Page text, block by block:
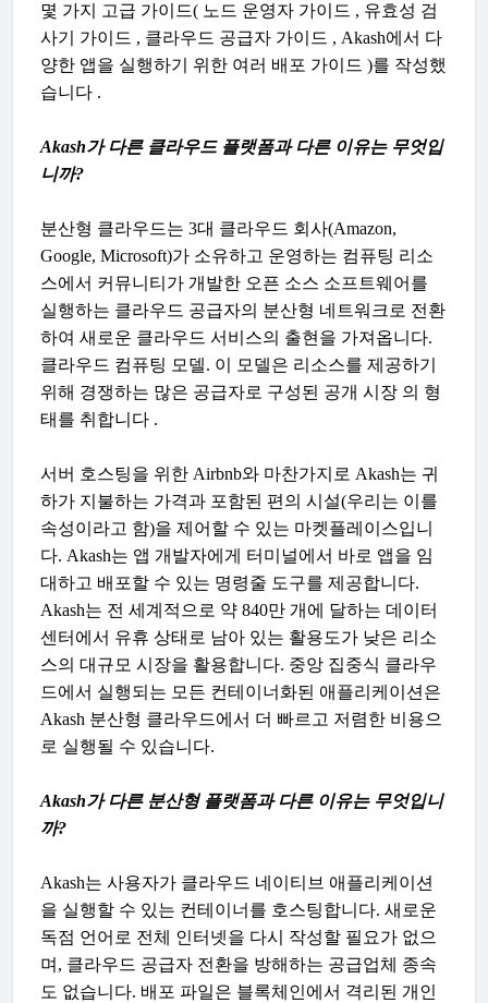
몇 가지 고급 가이드( 노드 운영자 가이드 , 유효성 검
사기 가이드 , 클라우드 공급자 가이드 , Akash에서 다
양한 앱을 실행하기 위한 여러 배포 가이드 )를 작성했
습니다 .
Akash가 다른 클라우드 플랫폼과 다른 이유는 무엇입
니까?
분산형 클라우드는 3대 클라우드 회사(Amazon,
Google, Microsoft)가 소유하고 운영하는 컴퓨팅 리소
스에서 커뮤니티가 개발한 오픈 소스 소프트웨어를
실행하는 클라우드 공급자의 분산형 네트워크로 전환
하여 새로운 클라우드 서비스의 출현을 가져옵니다.
클라우드 컴퓨팅 모델. 이 모델은 리소스를 제공하기
위해 경쟁하는 많은 공급자로 구성된 공개 시장 의 형
태를 취합니다 .
서버 호스팅을 위한 Airbnb와 마찬가지로 Akash는 귀
하가 지불하는 가격과 포함된 편의 시설(우리는 이를
속성이라고 함)을 제어할 수 있는 마켓플레이스입니
다. Akash는 앱 개발자에게 터미널에서 바로 앱을 임
대하고 배포할 수 있는 명령줄 도구를 제공합니다.
Akash는 전 세계적으로 약 840만 개에 달하는 데이터
센터에서 유휴 상태로 남아 있는 활용도가 낮은 리소
스의 대규모 시장을 활용합니다. 중앙 집중식 클라우
드에서 실행되는 모든 컨테이너화된 애플리케이션은
Akash 분산형 클라우드에서 더 빠르고 저렴한 비용으
로 실행될 수 있습니다.
Akash가 다른 분산형 플랫폼과 다른 이유는 무엇입니
까?
Akash는 사용자가 클라우드 네이티브 애플리케이션
을 실행할 수 있는 컨테이너를 호스팅합니다. 새로운
독점 언어로 전체 인터넷을 다시 작성할 필요가 없으
며, 클라우드 공급자 전환을 방해하는 공급업체 종속
도 없습니다. 배포 파일은 블록체인에서 격리된 개인